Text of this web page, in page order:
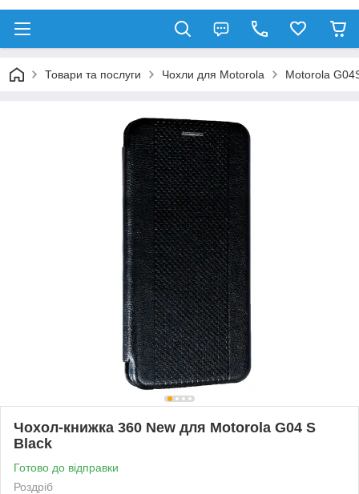
Товари та послуги Чохли для Motorola Motorola
Чохол-книжка 360 New для Motorola G04 S
Black
Готово до відправки
Роздріб